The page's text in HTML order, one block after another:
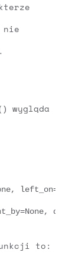
nie
wygląda
to: